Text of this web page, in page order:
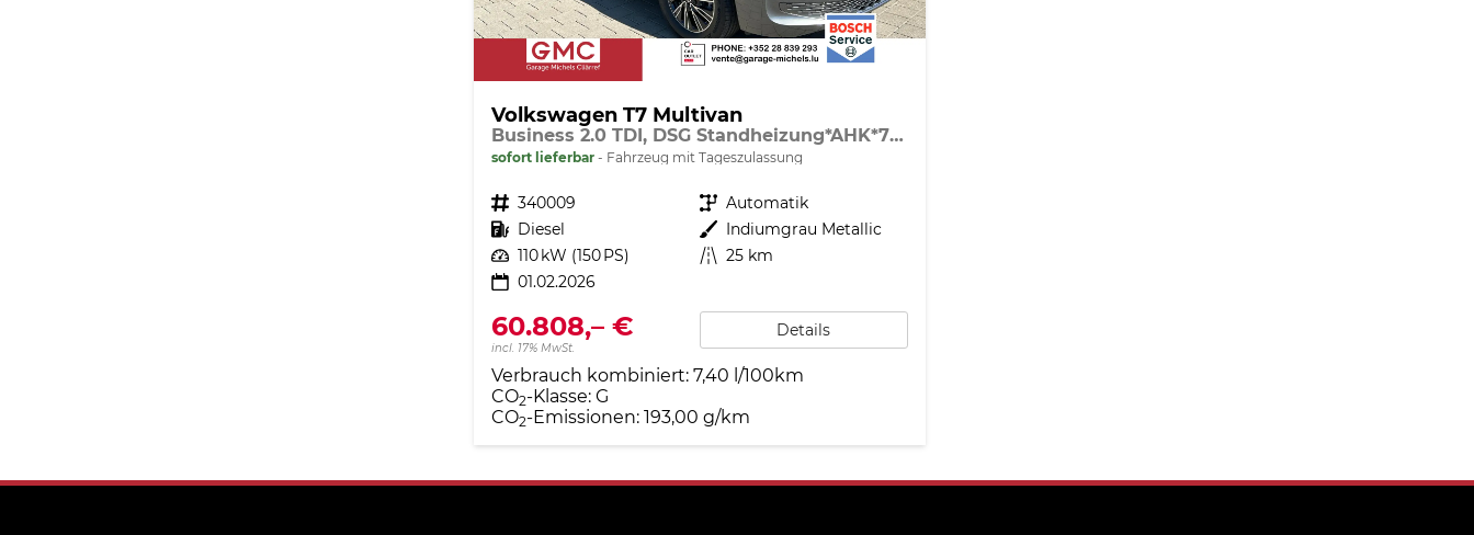
Volkswagen T7 Multivan
Business 2.0 TDI, DSG Standheizung*AHK*7 Sitz*NAVI*Android Auto*SHZ*Matrix*17"*Kamera*3Z Klimaauto*
sofort lieferbar Fahrzeug mit Tageszulassung
Fahrzeugnr. 340009 Getriebe Automatik
Kraftstoff Diesel Außenfarbe Indiumgrau Metallic
Leistung 110 kW (150 PS) Kilometerstand 25 km
01.02.2026
60.808,– €
incl. 17% MwSt.
Details
Verbrauch kombiniert: 7,40 l/100km
CO2-Klasse: G
CO2-Emissionen: 193,00 g/km